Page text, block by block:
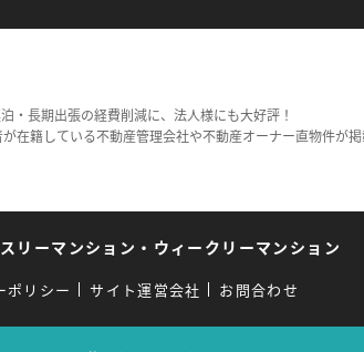
・長期出張の経費削減に、法人様にも大好評！
籍している不動産管理会社や不動産オーナー直物件が
リーマンション・ウィークリーマンション
ポリシー サイト運営会社 お問合わせ